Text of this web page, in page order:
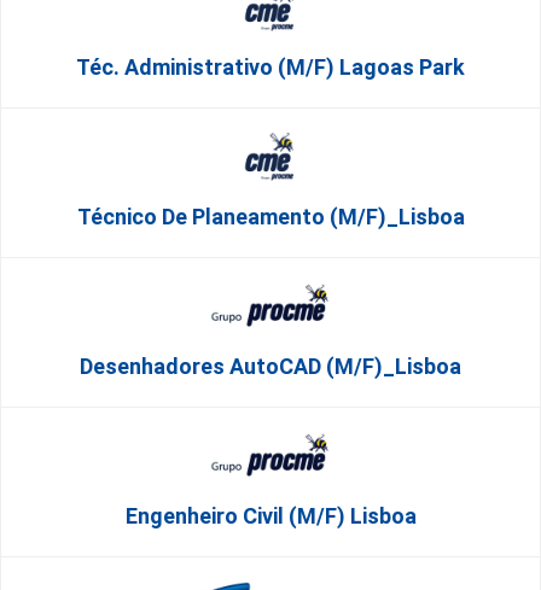
Téc. Administrativo (m/f) Lagoas Park
Técnico De Planeamento (m/f)_Lisboa
Desenhadores AutoCAD (m/f)_Lisboa
Engenheiro Civil (m/f) Lisboa